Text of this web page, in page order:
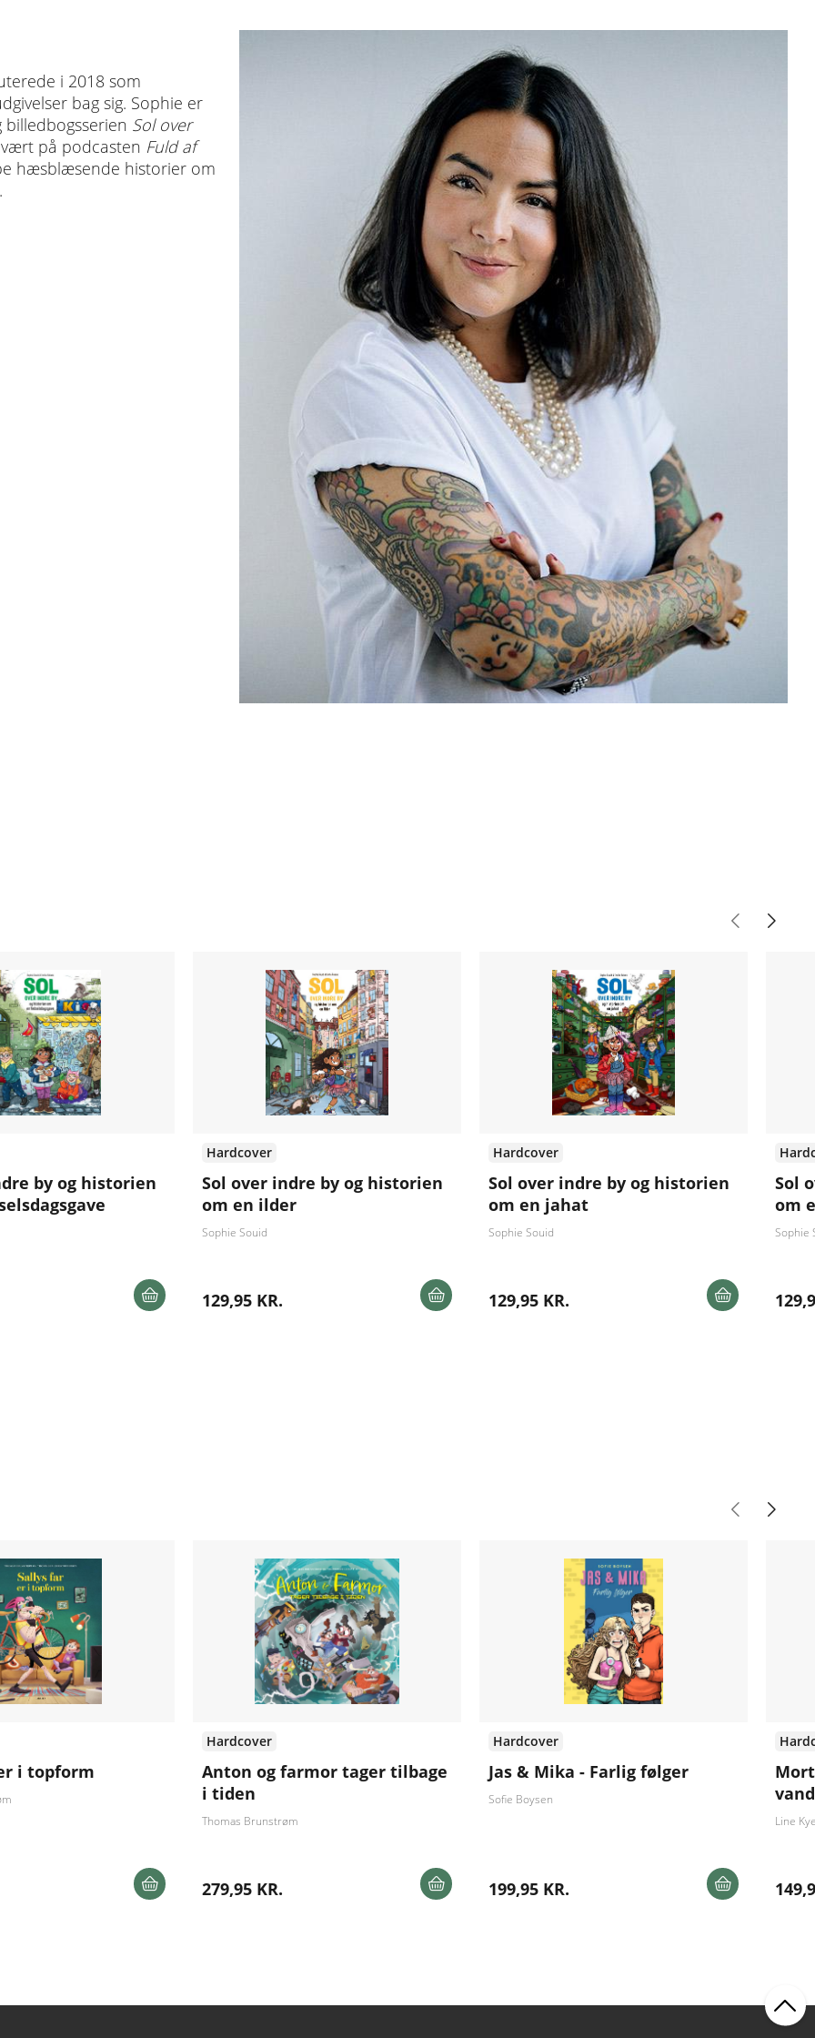
i 2018 som
bag sig. Sophie er
Sol over
på podcasten Fuld af
hæsblæsende historier om
by og historien
Hardcover
Sol over indre by og historien
om en ilder
Sophie Souid
129,95 KR.
Hardcover
Sol over indre by og historien
om en jahat
Sophie Souid
129,95 KR.
Sol
om
Sophie
i topform
Hardcover
Anton og farmor tager tilbage
i tiden
Thomas Brunstrøm
279,95 KR.
Hardcover
Jas & Mika - Farlig følger
Sofie Boysen
199,95 KR.
Line